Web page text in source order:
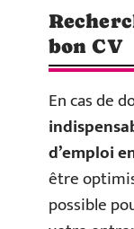
bon CV
En cas de
d’emploi
être
possible